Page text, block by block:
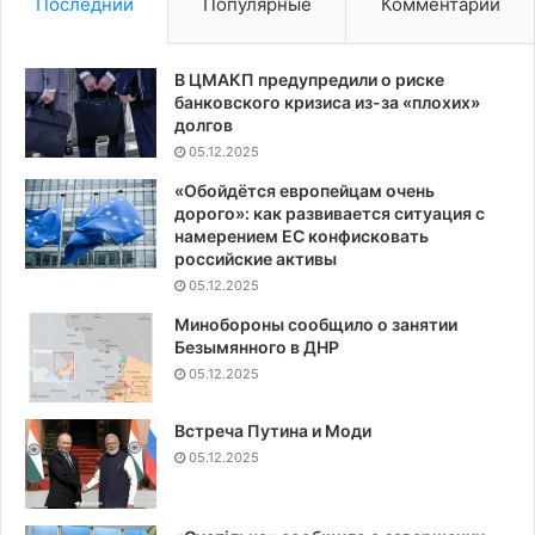
В ЦМАКП предупредили о риске
банковского кризиса из-за «плохих»
долгов
05.12.2025
«Обойдётся европейцам очень
дорого»: как развивается ситуация с
намерением ЕС конфисковать
российские активы
05.12.2025
Минобороны сообщило о занятии
Безымянного в ДНР
05.12.2025
Встреча Путина и Моди
05.12.2025